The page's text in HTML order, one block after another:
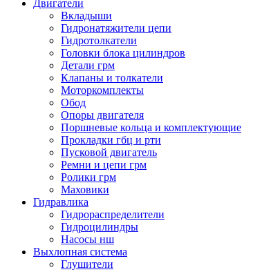
Двигатели
Вкладыши
Гидронатяжители цепи
Гидротолкатели
Головки блока цилиндров
Детали грм
Клапаны и толкатели
Моторкомплекты
Обод
Опоры двигателя
Поршневые кольца и комплектующие
Прокладки гбц и рти
Пусковой двигатель
Ремни и цепи грм
Ролики грм
Маховики
Гидравлика
Гидрораспределители
Гидроцилиндры
Насосы нш
Выхлопная система
Глушители